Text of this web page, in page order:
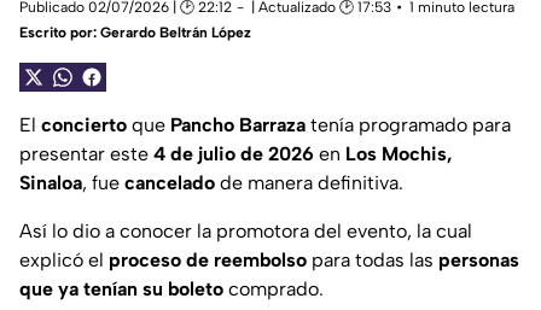
Publicado 02/07/2026 | 🕑 22:12 | Actualizado 🕑 17:53
1 minuto lectura
Escrito por: Gerardo Beltrán López
El concierto que Pancho Barraza tenía programado para
presentar este 4 de julio de 2026 en Los Mochis,
Sinaloa, fue cancelado de manera definitiva.
Así lo dio a conocer la promotora del evento, la cual
explicó el proceso de reembolso para todas las personas
que ya tenían su boleto comprado.